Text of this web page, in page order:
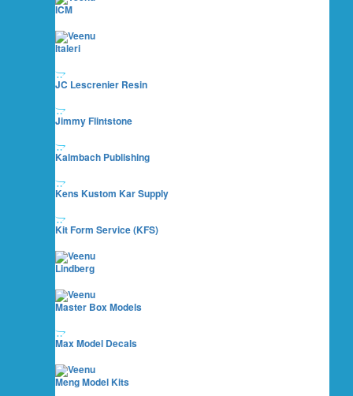
ICM
Italeri
JC Lescrenier Resin
Jimmy Flintstone
Kalmbach Publishing
Kens Kustom Kar Supply
Kit Form Service (KFS)
Lindberg
Master Box Models
Max Model Decals
Meng Model Kits